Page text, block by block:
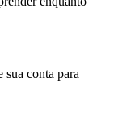
conta para